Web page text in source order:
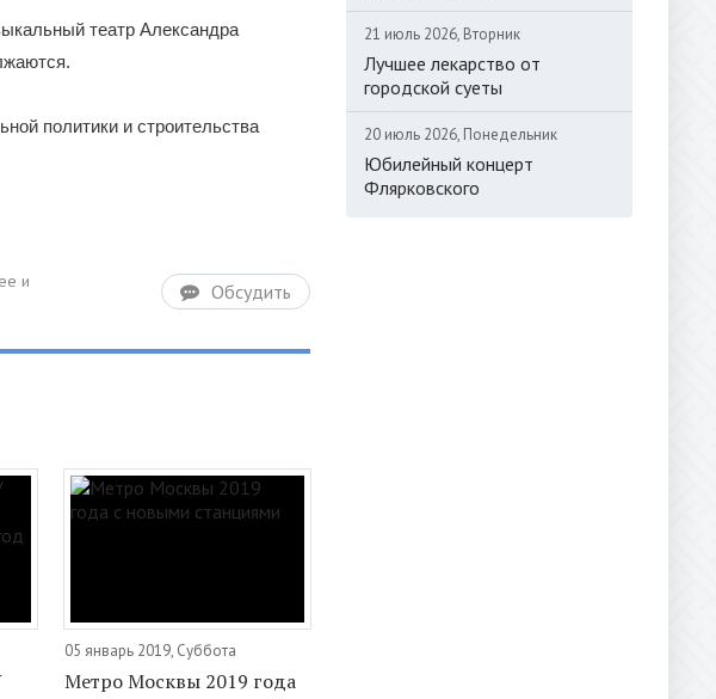
театр Александра
политики и строительства
Обсудить
05 январь 2019, Суббота
Метро Москвы 2019 года
21 июль 2026, Вторник
Лучшее лекарство от
городской суеты
20 июль 2026, Понедельник
Юбилейный концерт
Флярковского